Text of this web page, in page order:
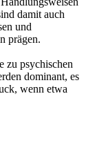
damit auch
und
prägen.
zu psychischen
dominant, es
wenn etwa